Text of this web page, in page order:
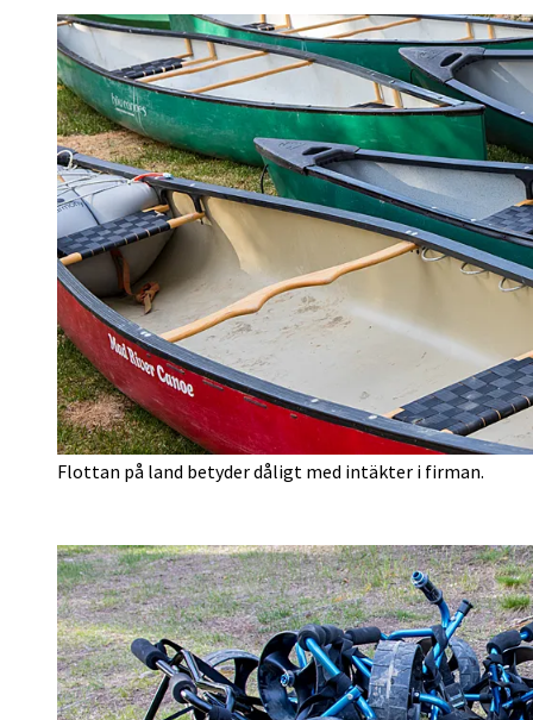
Flottan på land betyder dåligt med intäkter i firman.